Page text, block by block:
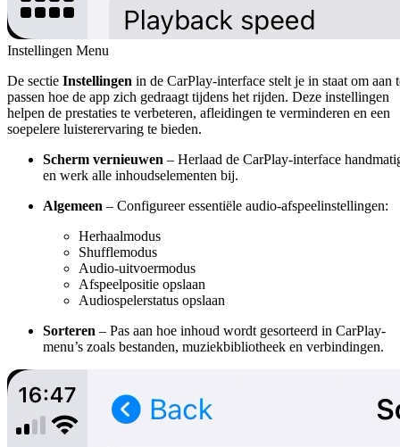
Instellingen Menu
De sectie Instellingen in de CarPlay-interface stelt je in staat om aan
passen hoe de app zich gedraagt tijdens het rijden. Deze instellingen
helpen de prestaties te verbeteren, afleidingen te verminderen en een
soepelere luisterervaring te bieden.
Scherm vernieuwen – Herlaad de CarPlay-interface
en werk alle inhoudselementen bij.
Algemeen – Configureer essentiële audio-afspeelinstellingen:
Herhaalmodus
Shufflemodus
Audio-uitvoermodus
Afspeelpositie opslaan
Audiospelerstatus opslaan
Sorteren – Pas aan hoe inhoud wordt gesorteerd in CarPlay-
menu’s zoals bestanden, muziekbibliotheek en verbindingen.